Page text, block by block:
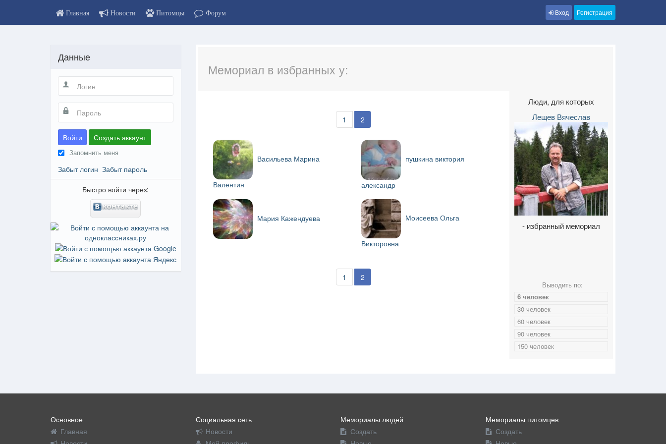
Главная Новости Питомцы Форум Вход Регистрация
Мемориал в избранных у:
1 2
Васильева Марина
Валентин
пушкина виктория
александр
Мария Кажендуева Моисеева Ольга
Викторовна
1 2
Люди, для которых
Лещев Вячеслав
- избранный мемориал
Выводить по:
6 человек
30 человек
60 человек
90 человек
150 человек
Данные
Войти Создать аккаунт
Запомнить меня
Забыт логин Забыт пароль
Быстро войти через:
Основное
Главная
Социальная сеть
Новости
Мемориалы людей
Создать
Мемориалы питомцев
Создать